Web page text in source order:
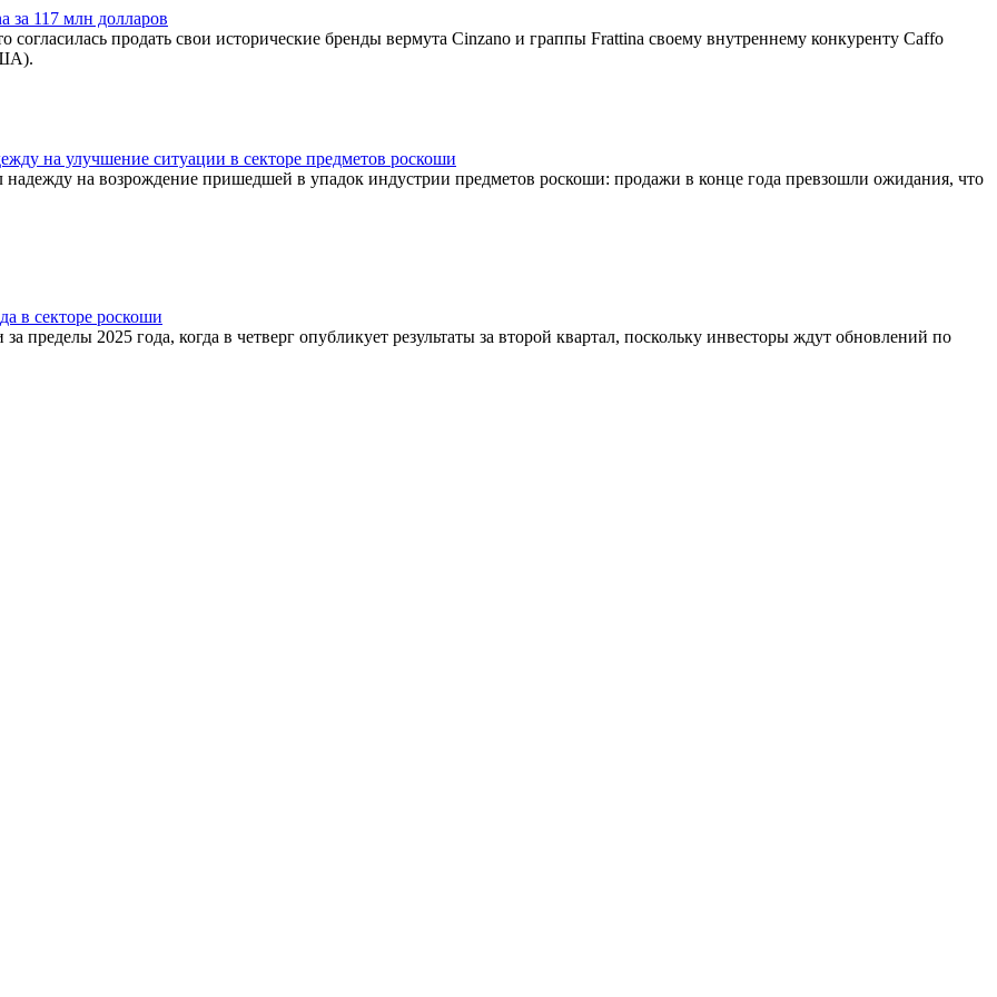
за 117 млн долларов
согласилась продать свои исторические бренды вермута Cinzano и граппы Frattina своему внутреннему конкуренту Caffo
на улучшение ситуации в секторе предметов роскоши
надежду на возрождение пришедшей в упадок индустрии предметов роскоши: продажи в конце года превзошли ожидания, что
в секторе роскоши
2025 года, когда в четверг опубликует результаты за второй квартал, поскольку инвесторы ждут обновлений по